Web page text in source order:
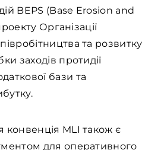
BEPS (Base Erosion and
Організації
та розвитку
заходів протидії
бази та
конвенція MLI також є
для оперативного